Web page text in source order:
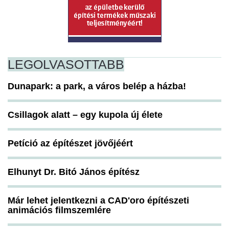
LEGOLVASOTTABB
Dunapark: a park, a város belép a házba!
Csillagok alatt – egy kupola új élete
Petíció az építészet jövőjéért
Elhunyt Dr. Bitó János építész
Már lehet jelentkezni a CAD'oro építészeti
animációs filmszemlére